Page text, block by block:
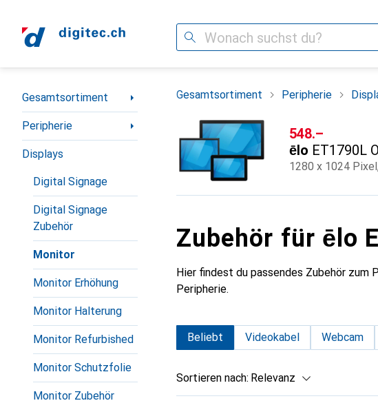
Suche
Navigation nach Kategorien
Gesamtsortiment
Peripherie
Displays
Digital Signage
Digital Signage
Zubehör
Monitor
Monitor Erhöhung
Monitor Halterung
Monitor Refurbished
Monitor Schutzfolie
Monitor Zubehör
Gesamtsortiment Peripherie
CHF
548.–
ēlo ET1790L
1280 x 1024
Zubehör für ēlo
Hier findest du passendes Zubehör zum
Peripherie.
Beliebt Videokabel Webcam
Sortieren nach: Relevanz